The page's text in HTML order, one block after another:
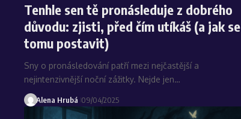
Tenhle sen tě pronásleduje z dobrého
důvodu: zjisti, před čím utíkáš (a jak se
tomu postavit)
Sny o pronásledování patří mezi nejčastější a
nejintenzivnější noční zážitky. Nejde jen…
Alena Hrubá 09/04/2025